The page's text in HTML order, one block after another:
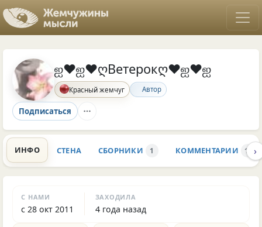
ஐ♥ஐ♥ღВетерокღ♥ஐ♥ஐ
Красный жемчуг Автор
Подписаться
ИНФО СТЕНА СБОРНИКИ 1 КОММЕНТАРИИ ›
С НАМИ
с 28 окт 2011
ЗАХОДИЛА
4 года назад